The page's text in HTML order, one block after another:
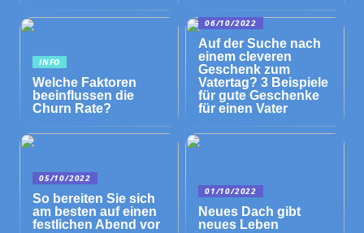
INFO
Welche Faktoren
beeinflussen die
Churn Rate?
06/10/2022
Auf der Suche nach
einem cleveren
Geschenk zum
Vatertag? 3 Beispiele
für gute Geschenke
für einen Vater
05/10/2022
So bereiten Sie sich
am besten auf einen
festlichen Abend vor
01/10/2022
Neues Dach gibt
neues Leben